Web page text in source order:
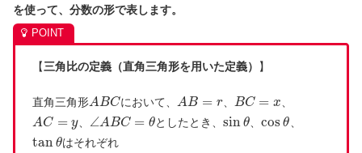
を使って、分数の形で表します。
【三角比の定義（直角三角形を用いた定義） 】
直角三角形ABCにおいて、AB = r、 BC = x、
AC = y、 ∠ABC = θとしたとき、 sin θ、cos θ、
tanθはそれぞれ